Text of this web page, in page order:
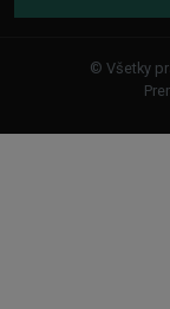
© Všetky